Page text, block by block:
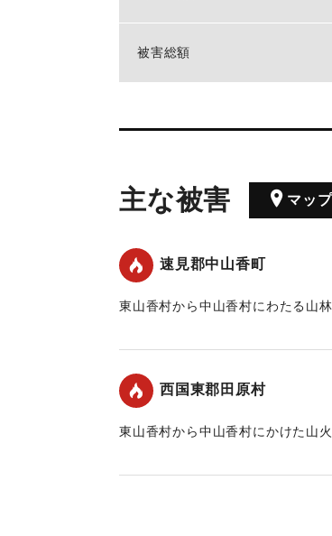
被害総額
主な被害 マッ
速見郡中山香町
東山香村から中山香村にわたる山
｜固有コード:00455003
西国東郡田原村
東山香村から中山香村にかけた山火
｜固有コード:00455001